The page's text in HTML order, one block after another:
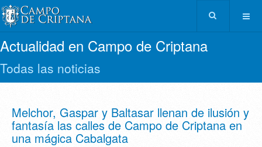
Actualidad en Campo de Criptana
Todas las noticias
Melchor, Gaspar y Baltasar llenan de ilusión y
fantasía las calles de Campo de Criptana en
una mágica Cabalgata